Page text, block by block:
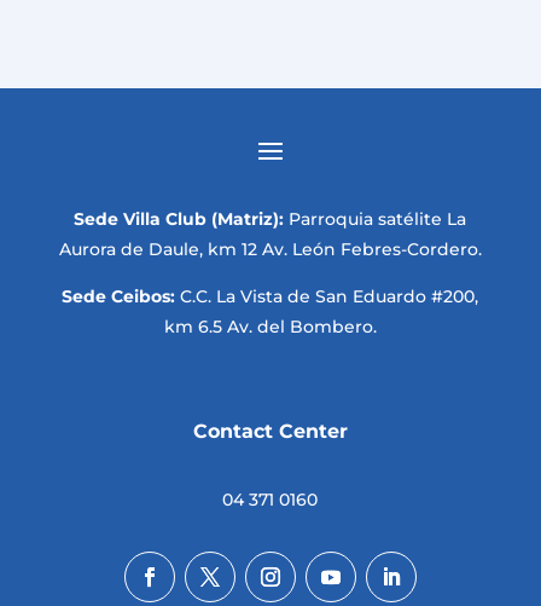
Sede Villa Club (Matriz): Parroquia satélite La
Aurora de Daule, km 12 Av. León Febres-Cordero.
Sede Ceibos:C.C. La Vista de San Eduardo #200,
km 6.5 Av. del Bombero.
Contact Center
04 371 0160